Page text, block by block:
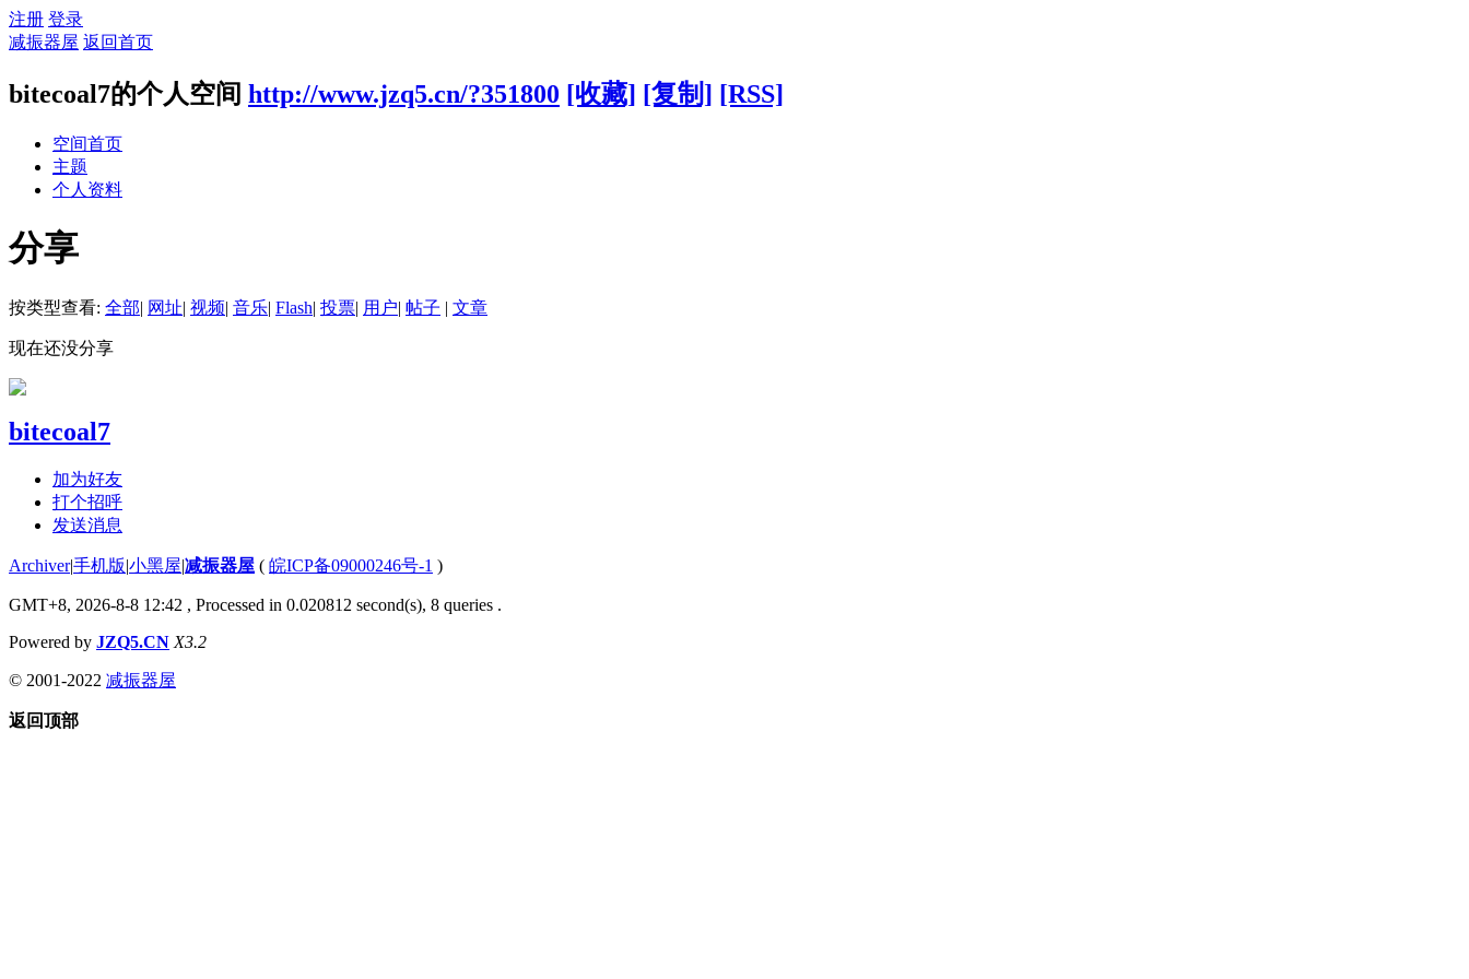
注册 登录
减振器屋 返回首页
bitecoal7的个人空间 http://www.jzq5.cn/?351800 [收藏] [复制] [RSS]
空间首页
主题
个人资料
分享
按类型查看: 全部| 网址| 视频| 音乐| Flash| 投票| 用户| 帖子 | 文章
现在还没分享
bitecoal7
加为好友
打个招呼
发送消息
Archiver|手机版|小黑屋|减振器屋 ( 皖ICP备09000246号-1 )
GMT+8, 2026-8-8 12:42 , Processed in 0.020812 second(s), 8 queries .
Powered by JZQ5.CN X3.2
© 2001-2022 减振器屋
返回顶部